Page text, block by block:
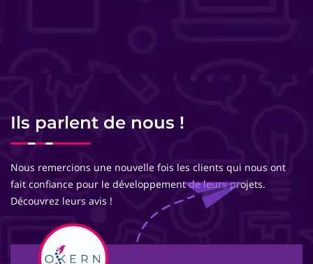
Ils parlent de nous !
Nous remercions une nouvelle fois les clients qui nous ont
fait confiance pour le développement de leurs projets.
Découvrez leurs avis !